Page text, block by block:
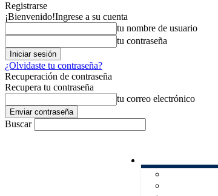
Registrarse
¡Bienvenido!Ingrese a su cuenta
tu nombre de usuario
tu contraseña
¿Olvidaste tu contraseña?
Recuperación de contraseña
Recupera tu contraseña
tu correo electrónico
Buscar